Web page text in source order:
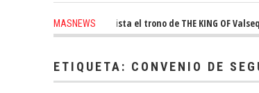
MASNEWS
Ale Martín conquista el trono de THE KING OF
ETIQUETA: CONVENIO DE